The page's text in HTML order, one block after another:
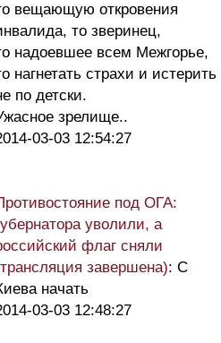
вещающую откровения
то зверинец,
надоевшее всем Межгорье,
нагнетать страхи и истерить
по детски.
зрелище..
03-03 12:54:27
под ОГА:
уволили, а
флаг сняли
завершена): С
начать
03-03 12:48:27